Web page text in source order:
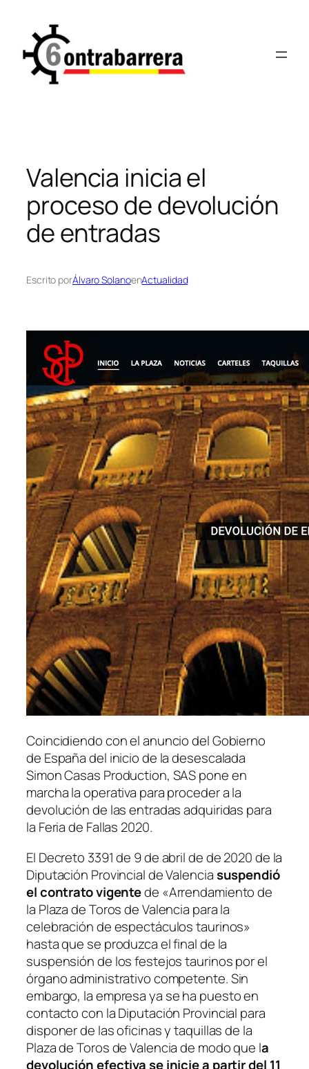
contenido
Valencia inicia el
proceso de devolución
de entradas
Escrito porÁlvaro SolanoenActualidad
Coincidiendo con el anuncio del Gobierno
de España del inicio de la desescalada
Simon Casas Production, SAS pone en
marcha la operativa para proceder a la
devolución de las entradas adquiridas para
la Feria de Fallas 2020.
El Decreto 3391 de 9 de abril de de 2020 de la
Diputación Provincial de Valenciasuspendió
el contrato vigentede «Arrendamiento de
la Plaza de Toros de Valencia para la
celebración de espectáculos taurinos»
hasta que se produzca el final de la
suspensión de los festejos taurinos por el
órgano administrativo competente. Sin
embargo, la empresa ya se ha puesto en
contacto con la Diputación Provincial para
disponer de las oficinas y taquillas de la
Plaza de Toros de Valencia de modo que la
devolución efectiva se inicie a partir del 11